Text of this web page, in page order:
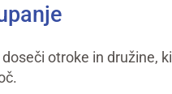
otroke in družine, ki